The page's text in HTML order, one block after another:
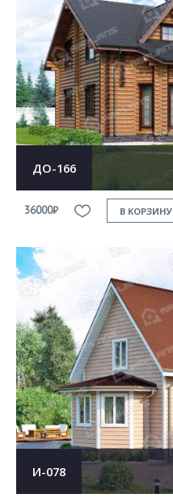
ДО-166
36000₽ В КОРЗИНУ
И-078